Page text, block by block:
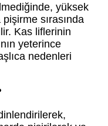
yüksek
sırasında
Kas liflerinin
yeterince
nedenleri